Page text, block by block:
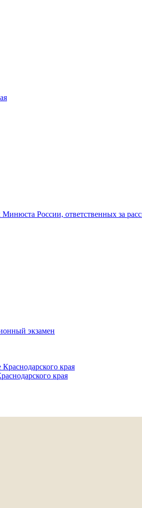
России, ответственных за
экзамен
края
края